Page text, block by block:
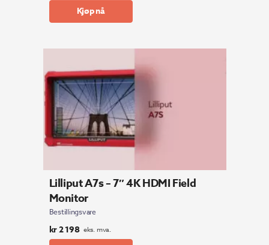
Kjøp nå
Lilliput A7s – 7″ 4K HDMI Field
Monitor
Bestillingsvare
kr2 198 eks. mva.